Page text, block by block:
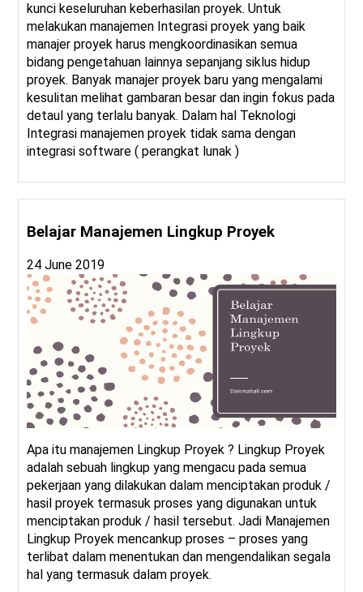
kunci keseluruhan keberhasilan proyek. Untuk
melakukan manajemen Integrasi proyek yang baik
manajer proyek harus mengkoordinasikan semua
bidang pengetahuan lainnya sepanjang siklus hidup
proyek. Banyak manajer proyek baru yang mengalami
kesulitan melihat gambaran besar dan ingin fokus pada
detaul yang terlalu banyak. Dalam hal Teknologi
Integrasi manajemen proyek tidak sama dengan
integrasi software ( perangkat lunak )
Belajar Manajemen Lingkup Proyek
24 June 2019
Apa itu manajemen Lingkup Proyek ? Lingkup Proyek
adalah sebuah lingkup yang mengacu pada semua
pekerjaan yang dilakukan dalam menciptakan produk /
hasil proyek termasuk proses yang digunakan untuk
menciptakan produk / hasil tersebut. Jadi Manajemen
Lingkup Proyek mencankup proses – proses yang
terlibat dalam menentukan dan mengendalikan segala
hal yang termasuk dalam proyek.